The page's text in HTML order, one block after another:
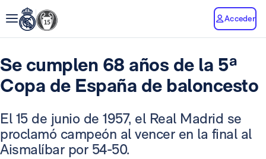
Acceder
Se cumplen 68 años de la 5ª
Copa de España de baloncesto
El 15 de junio de 1957, el Real Madrid se
proclamó campeón al vencer en la final al
Aismalíbar por 54-50.